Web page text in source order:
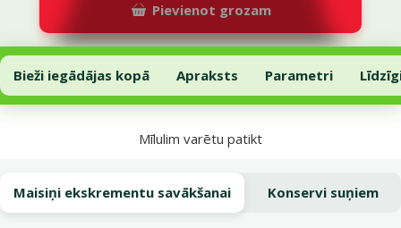
Pievienot grozam
Gardums suņiem – Rasco Premium Rawhide Chicken with Buffalo
Pievienot grozam
Bieži iegādājas kopā Apraksts Parametri
Uz lapas sākumu
Mīlulim varētu patikt
Maisiņi ekskrementu savākšanai Konservi suņiem